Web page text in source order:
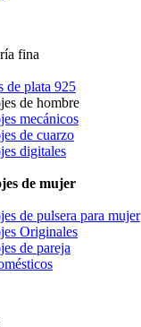
fina
de plata 925
de hombre
mecánicos
de cuarzo
digitales
de mujer
de pulsera para mujer
Originales
de pareja